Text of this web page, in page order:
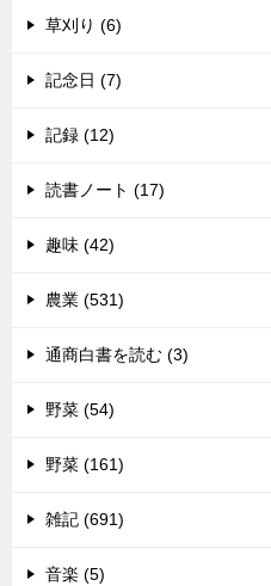
草刈り (6)
記念日 (7)
記録 (12)
読書ノート (17)
趣味 (42)
農業 (531)
通商白書を読む (3)
野菜 (54)
野菜 (161)
雑記 (691)
音楽 (5)